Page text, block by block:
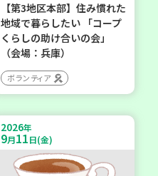
【第3地区本部】住み慣れた
地域で暮らしたい 「コープ
くらしの助け合いの会」
（会場：兵庫）
ボランティア
2026年
9月11日(金)